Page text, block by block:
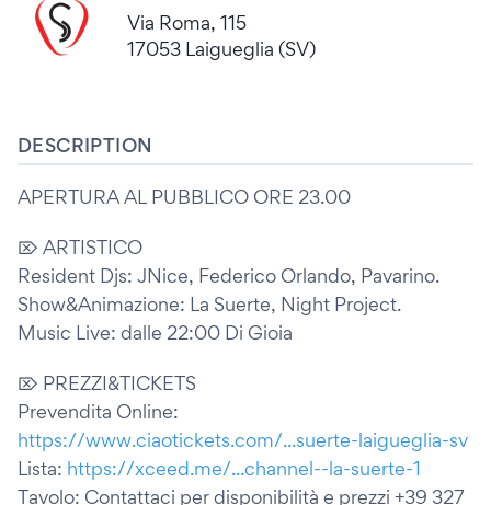
Via Roma, 115
17053 Laigueglia (SV)
DESCRIPTION
APERTURA AL PUBBLICO ORE 23.00
⌦ ARTISTICO
Resident Djs: JNice, Federico Orlando, Pavarino.
Show&Animazione: La Suerte, Night Project.
Music Live: dalle 22:00 Di Gioia
⌦ PREZZI&TICKETS
Prevendita Online:
https://www.ciaotickets.com/...suerte-laigueglia-sv
Lista: https://xceed.me/...channel--la-suerte-1
Tavolo: Contattaci per disponibilità e prezzi +39 327